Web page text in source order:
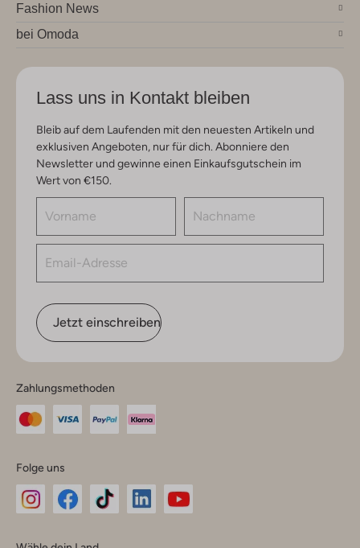
Fashion News
bei Omoda
Lass uns in Kontakt bleiben
Bleib auf dem Laufenden mit den neuesten Artikeln und
exklusiven Angeboten, nur für dich. Abonniere den
Newsletter und gewinne einen Einkaufsgutschein im
Wert von €150.
Jetzt einschreiben
Zahlungsmethoden
Folge uns